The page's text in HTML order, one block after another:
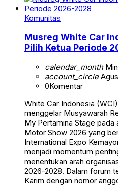
Komunitas
Musreg White Car
Pilih Ketua Periode
calendar_month
account_circleAgus
0Komentar
White Car Indonesia
menggelar Musyawarah
My Pertamina Stage pada
Motor Show 2026 yang
International Expo
menjadi momentum
menentukan arah
2026-2028. Dalam forum
Karim dengan nomor